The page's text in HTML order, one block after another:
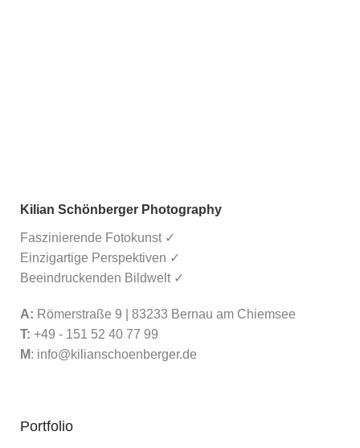
Kilian Schönberger Photography
Faszinierende Fotokunst ✓
Einzigartige Perspektiven ✓
Beeindruckenden Bildwelt ✓
A: Römerstraße 9 | 83233 Bernau am Chiemsee
T: +49 - 151 52 40 77 99
M: info@kilianschoenberger.de
Portfolio